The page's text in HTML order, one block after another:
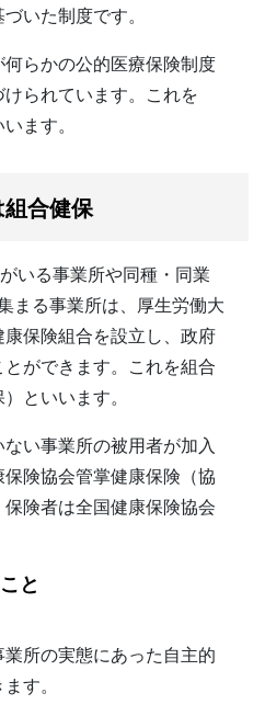
いた制度です。
らかの公的医療保険制度
られています。これを
ます。
合健保
いる事業所や同種・同業
まる事業所は、厚生労働大
保険組合を設立し、政府
ができます。これを組合
といいます。
い事業所の被用者が加入
険協会管掌健康保険（協
険者は全国健康保険協会
と
所の実態にあった自主的
す。